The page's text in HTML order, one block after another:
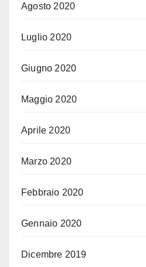
Agosto 2020
Luglio 2020
Giugno 2020
Maggio 2020
Aprile 2020
Marzo 2020
Febbraio 2020
Gennaio 2020
Dicembre 2019